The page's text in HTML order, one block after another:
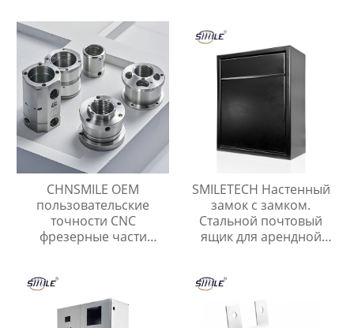
сварки частей
Китайские поставщики
CHNSMILE OEM
пользовательские
точности CNC
фрезерные части
металлических изделий
CNC обработки службы
SMILETECH Настенный
замок с замком.
Стальной почтовый
ящик для арендной
Металлический
уличный почтовый
ящик.